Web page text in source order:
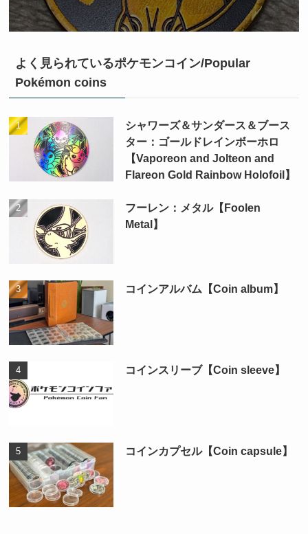
よく見られているポケモンコイン/Popular
Pokémon coins
シャワーズ＆サンダース＆ブース
ター：ゴールドレインボーホロ
【Vaporeon and Jolteon and
Flareon Gold Rainbow Holofoil】
フーレン：メタル【Foolen
Metal】
コインアルバム【Coin album】
コインスリーブ【Coin sleeve】
コインカプセル【Coin capsule】